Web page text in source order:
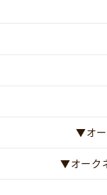
▼オー
▼オーク